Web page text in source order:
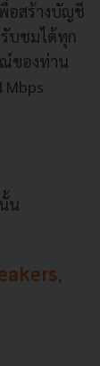
อสร้างบัญชี
บชมได้ทุก
ของท่าน
Mbps
น